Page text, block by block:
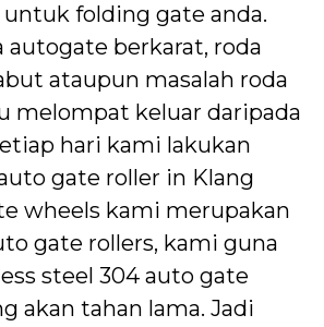
folding gate anda.
autogate berkarat, roda
ataupun masalah roda
melompat keluar daripada
hari kami lakukan
gate roller in Klang
wheels kami merupakan
gate rollers, kami guna
steel 304 auto gate
akan tahan lama. Jadi